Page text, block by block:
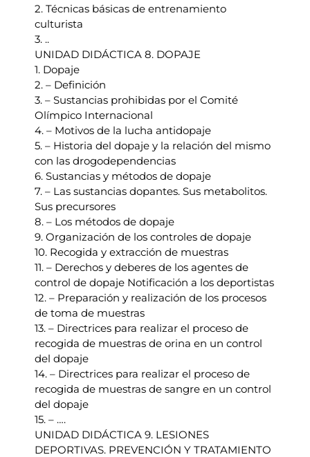
2. Técnicas básicas de entrenamiento
culturista
3. ..
UNIDAD DIDÁCTICA 8. DOPAJE
1. Dopaje
2. – Definición
3. – Sustancias prohibidas por el Comité
Olímpico Internacional
4. – Motivos de la lucha antidopaje
5. – Historia del dopaje y la relación del mismo
con las drogodependencias
6. Sustancias y métodos de dopaje
7. – Las sustancias dopantes. Sus metabolitos.
Sus precursores
8. – Los métodos de dopaje
9. Organización de los controles de dopaje
10. Recogida y extracción de muestras
11. – Derechos y deberes de los agentes de
control de dopaje Notificación a los deportistas
12. – Preparación y realización de los procesos
de toma de muestras
13. – Directrices para realizar el proceso de
recogida de muestras de orina en un control
del dopaje
14. – Directrices para realizar el proceso de
recogida de muestras de sangre en un control
del dopaje
15. – ….
UNIDAD DIDÁCTICA 9. LESIONES
DEPORTIVAS. PREVENCIÓN Y TRATAMIENTO